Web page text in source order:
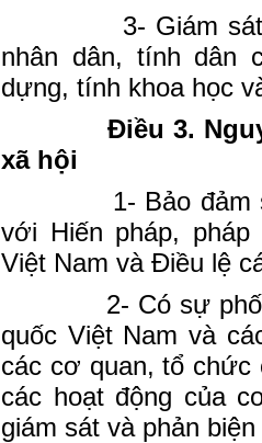
3- Giám
nhân dân, tính dân
dựng, tính khoa học
Điều 3.
xã hội
1- Bảo
với Hiến pháp,
Việt Nam và Điều lệ
2- Có sự
quốc Việt Nam và
các cơ quan, tổ chức
các hoạt động của
giám sát và phản